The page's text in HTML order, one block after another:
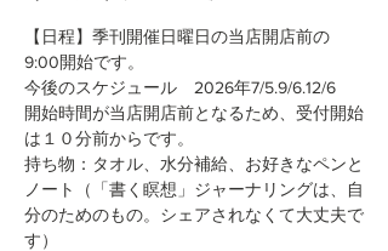
【日程】季刊開催日曜日の当店開店前の
9:00開始です。
今後のスケジュール　2026年7/5.9/6.12/6
開始時間が当店開店前となるため、受付開始
は１０分前からです。
持ち物：タオル、水分補給、お好きなペンと
ノート（「書く瞑想」ジャーナリングは、自
分のためのもの。シェアされなくて大丈夫で
す）